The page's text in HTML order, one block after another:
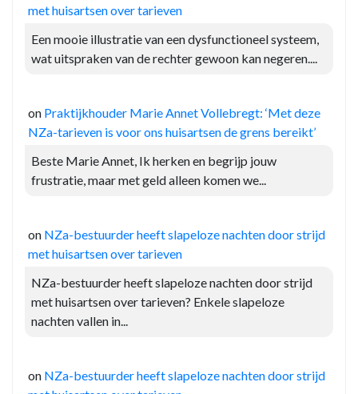
met huisartsen over tarieven
Een mooie illustratie van een dysfunctioneel systeem,
wat uitspraken van de rechter gewoon kan negeren....
on Praktijkhouder Marie Annet Vollebregt: ‘Met deze
NZa-tarieven is voor ons huisartsen de grens bereikt’
Beste Marie Annet, Ik herken en begrijp jouw
frustratie, maar met geld alleen komen we...
on NZa-bestuurder heeft slapeloze nachten door strijd
met huisartsen over tarieven
NZa-bestuurder heeft slapeloze nachten door strijd
met huisartsen over tarieven? Enkele slapeloze
nachten vallen in...
on NZa-bestuurder heeft slapeloze nachten door strijd